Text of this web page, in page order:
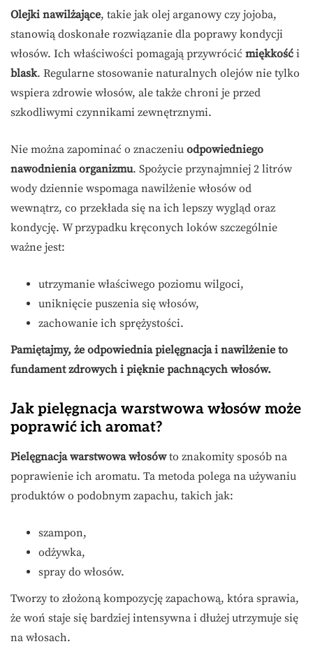
Olejki nawilżające, takie jak olej arganowy czy jojoba,
stanowią doskonałe rozwiązanie dla poprawy kondycji
włosów. Ich właściwości pomagają przywrócić miękkość i
blask. Regularne stosowanie naturalnych olejów nie tylko
wspiera zdrowie włosów, ale także chroni je przed
szkodliwymi czynnikami zewnętrznymi.
Nie można zapominać o znaczeniu odpowiedniego
nawodnienia organizmu. Spożycie przynajmniej 2 litrów
wody dziennie wspomaga nawilżenie włosów od
wewnątrz, co przekłada się na ich lepszy wygląd oraz
kondycję. W przypadku kręconych loków szczególnie
ważne jest:
utrzymanie właściwego poziomu wilgoci,
uniknięcie puszenia się włosów,
zachowanie ich sprężystości.
Pamiętajmy, że odpowiednia pielęgnacja i nawilżenie to
fundament zdrowych i pięknie pachnących włosów.
Jak pielęgnacja warstwowa włosów może
poprawić ich aromat?
Pielęgnacja warstwowa włosówto znakomity sposób na
poprawienie ich aromatu. Ta metoda polega na używaniu
produktów o podobnym zapachu, takich jak:
szampon,
odżywka,
spray do włosów.
Tworzy to złożoną kompozycję zapachową, która sprawia,
że woń staje się bardziej intensywna i dłużej utrzymuje się
na włosach.